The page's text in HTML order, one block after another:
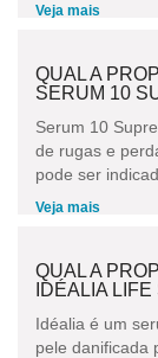
Veja mais
QUAL A
SERUM 10
Serum 10
de rugas e
pode ser
Veja mais
QUAL A
IDÉALIA
Idéalia é um
pele danificada